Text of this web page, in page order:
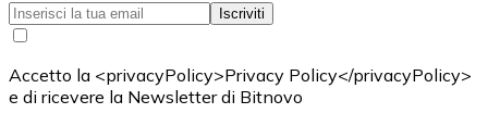
Iscriviti
Accetto la <privacyPolicy>Privacy Policy</privacyPolicy>
e di ricevere la Newsletter di Bitnovo